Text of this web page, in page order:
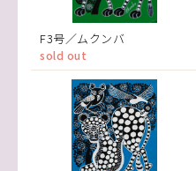
F3号／ムクンバ
sold out